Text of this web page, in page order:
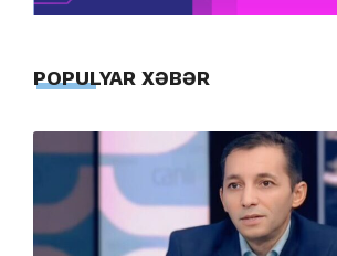
POPULYAR XƏBƏR